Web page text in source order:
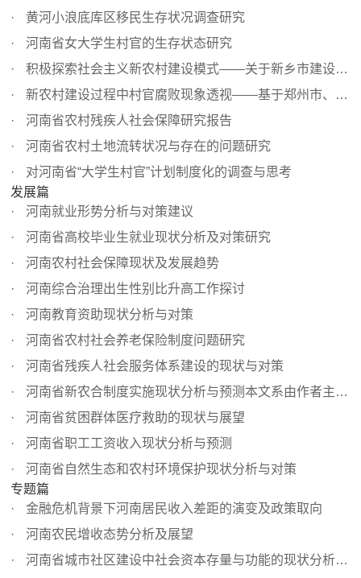
黄河小浪底库区移民生存状况调查研究
河南省女大学生村官的生存状态研究
积极探索社会主义新农村建设模式——关于新乡市建设新型农...
新农村建设过程中村官腐败现象透视——基于郑州市、濮阳市...
河南省农村残疾人社会保障研究报告
河南省农村土地流转状况与存在的问题研究
对河南省“大学生村官”计划制度化的调查与思考
发展篇
河南就业形势分析与对策建议
河南省高校毕业生就业现状分析及对策研究
河南农村社会保障现状及发展趋势
河南综合治理出生性别比升高工作探讨
河南教育资助现状分析与对策
河南省农村社会养老保险制度问题研究
河南省残疾人社会服务体系建设的现状与对策
河南省新农合制度实施现状分析与预测本文系由作者主持的郑...
河南省贫困群体医疗救助的现状与展望
河南省职工工资收入现状分析与预测
河南省自然生态和农村环境保护现状分析与对策
专题篇
金融危机背景下河南居民收入差距的演变及政策取向
河南农民增收态势分析及展望
河南省城市社区建设中社会资本存量与功能的现状分析与预测